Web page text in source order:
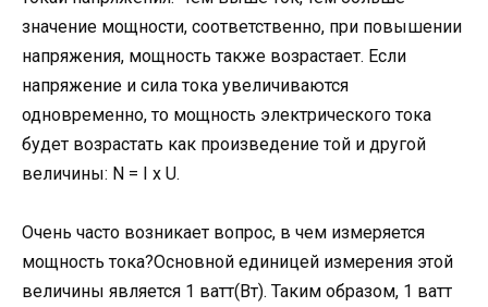
значение мощности, соответственно, при повышении
напряжения, мощность также возрастает. Если
напряжение и сила тока увеличиваются
одновременно, то мощность электрического тока
будет возрастать как произведение той и другой
величины: N = I x U.
Очень часто возникает вопрос, в чем измеряется
мощность тока?Основной единицей измерения этой
величины является 1 ватт(Вт). Таким образом, 1 ватт